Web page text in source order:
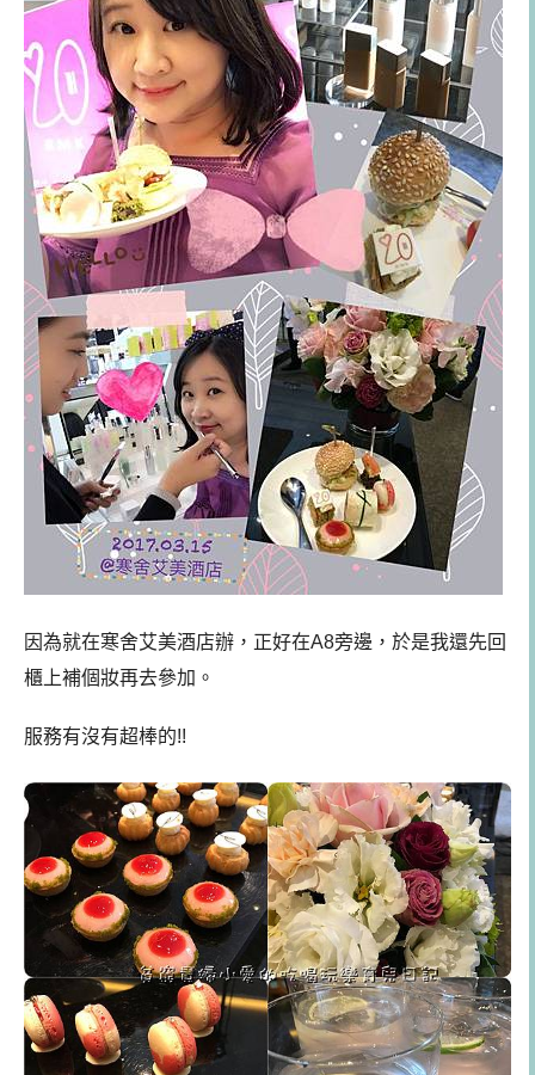
因為就在寒舍艾美酒店辦，正好在A8旁邊，於是我還先回
櫃上補個妝再去參加。
服務有沒有超棒的!!